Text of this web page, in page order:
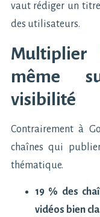
vaut rédiger un
des utilisateurs.
même
visibilité
Contrairement à
chaînes qui
thématique.
19 % des
vidéos bien